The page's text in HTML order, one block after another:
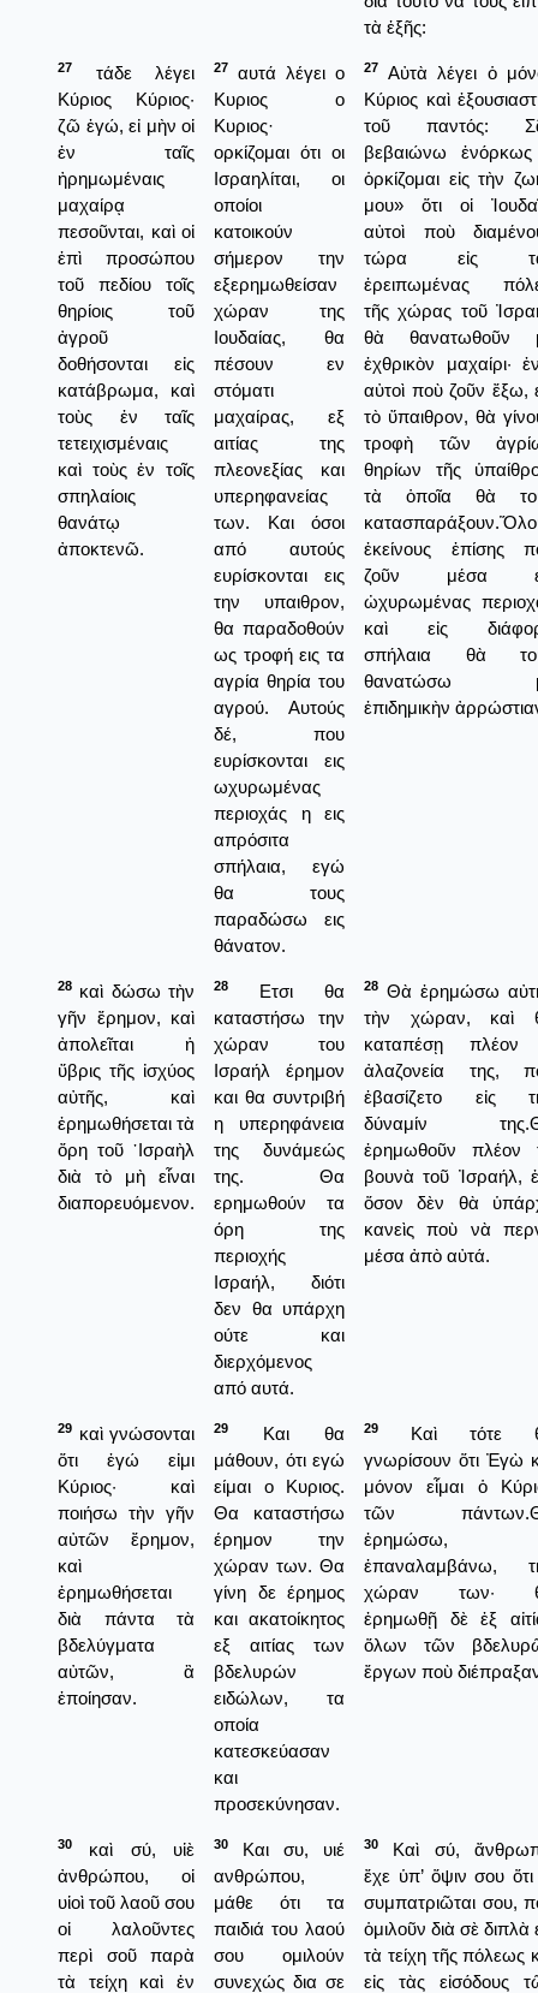
τὰ ἑξῆς:
27
τάδε λέγει
Κύριος Κύριος·
ζῶ ἐγώ, εἰ μὴν οἱ
ἐν ταῖς
ἠρημωμέναις
μαχαίρᾳ
πεσοῦνται, καὶ οἱ
ἐπὶ προσώπου
τοῦ πεδίου τοῖς
θηρίοις τοῦ
ἀγροῦ
δοθήσονται εἰς
κατάβρωμα, καὶ
τοὺς ἐν ταῖς
τετειχισμέναις
καὶ τοὺς ἐν τοῖς
σπηλαίοις
θανάτῳ
ἀποκτενῶ.
27
αυτά λέγει ο
Κυριος ο
Κυριος·
ορκίζομαι ότι οι
Ισραηλίται, οι
οποίοι
κατοικούν
σήμερον την
εξερημωθείσαν
χώραν της
Ιουδαίας, θα
πέσουν εν
στόματι
μαχαίρας, εξ
αιτίας της
πλεονεξίας και
υπερηφανείας
των. Και όσοι
από αυτούς
ευρίσκονται εις
την υπαιθρον,
θα παραδοθούν
ως τροφή εις τα
αγρία θηρία του
αγρού. Αυτούς
δέ, που
ευρίσκονται εις
ωχυρωμένας
περιοχάς η εις
απρόσιτα
σπήλαια, εγώ
θα τους
παραδώσω εις
θάνατον.
27
Αὐτὰ λέγει ὁ
Κύριος καὶ
τοῦ παντός:
βεβαιώνω
ὁρκίζομαι εἰς τὴν
μου» ὅτι οἱ
αὐτοὶ ποὺ
τώρα εἰς
ἐρειπωμένας
τῆς χώρας τοῦ
θὰ θανατωθοῦν
ἐχθρικὸν μαχαίρι·
αὐτοὶ ποὺ ζοῦν ἔξω,
τὸ ὕπαιθρον, θὰ
τροφὴ τῶν
θηρίων τῆς
τὰ ὁποῖα θὰ
ἐκείνους ἐπίσης
ζοῦν μέσα
ὠχυρωμένας
καὶ εἰς
σπήλαια θὰ
θανατώσω
ἐπιδημικὴν
28 καὶ δώσω τὴν
γῆν ἔρημον, καὶ
ἀπολεῖται ἡ
ὕβρις τῆς ἰσχύος
αὐτῆς, καὶ
ἐρημωθήσεται τὰ
ὄρη τοῦ ᾿Ισραὴλ
διὰ τὸ μὴ εἶναι
διαπορευόμενον.
28
Ετσι θα
καταστήσω την
χώραν του
Ισραήλ έρημον
και θα συντριβή
η υπερηφάνεια
της δυνάμεώς
της. Θα
ερημωθούν τα
όρη της
περιοχής
Ισραήλ, διότι
δεν θα υπάρχη
ούτε και
διερχόμενος
από αυτά.
28 Θὰ ἐρημώσω
τὴν χώραν, καὶ
καταπέσῃ
ἀλαζονεία της,
ἐβασίζετο εἰς
δύναμίν
ἐρημωθοῦν πλέον
βουνὰ τοῦ Ἰσραήλ,
ὅσον δὲν θὰ
κανεὶς ποὺ νὰ
μέσα ἀπὸ αὐτά.
29 καὶ γνώσονται
ὅτι ἐγώ εἰμι
Κύριος· καὶ
ποιήσω τὴν γῆν
αὐτῶν ἔρημον,
καὶ
ἐρημωθήσεται
διὰ πάντα τὰ
βδελύγματα
αὐτῶν, ἃ
ἐποίησαν.
29
Και θα
μάθουν, ότι εγώ
είμαι ο Κυριος.
Θα καταστήσω
έρημον την
χώραν των. Θα
γίνη δε έρημος
και ακατοίκητος
εξ αιτίας των
βδελυρών
ειδώλων, τα
οποία
κατεσκεύασαν
και
προσεκύνησαν.
29
Καὶ τότε
γνωρίσουν ὅτι Ἐγὼ
μόνον εἶμαι ὁ
τῶν
ἐρημώσω,
ἐπαναλαμβάνω,
χώραν των·
ἐρημωθῇ δὲ ἐξ
ὅλων τῶν
ἔργων ποὺ
30
καὶ σύ, υἱὲ
ἀνθρώπου, οἱ
υἱοὶ τοῦ λαοῦ σου
οἱ λαλοῦντες
περὶ σοῦ παρὰ
τὰ τείχη καὶ ἐν
30
Και συ, υιέ
ανθρώπου,
μάθε ότι τα
παιδιά του λαού
σου ομιλούν
συνεχώς δια σε
30
Καὶ σύ,
ἔχε ὑπ’ ὅψιν σου ὅτι
συμπατριῶται σου,
ὁμιλοῦν διὰ σὲ διπλὰ
τὰ τείχη τῆς πόλεως
εἰς τὰς εἰσόδους